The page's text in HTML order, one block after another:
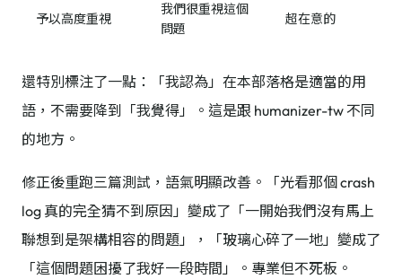
予以高度重視
我們很重視這個
問題
超在意的
還特別標注了一點：「我認為」在本部落格是適當的用
語，不需要降到「我覺得」。這是跟 humanizer-tw 不同
的地方。
修正後重跑三篇測試，語氣明顯改善。「光看那個 crash
log 真的完全猜不到原因」變成了「一開始我們沒有馬上
聯想到是架構相容的問題」，「玻璃心碎了一地」變成了
「這個問題困擾了我好一段時間」。專業但不死板。